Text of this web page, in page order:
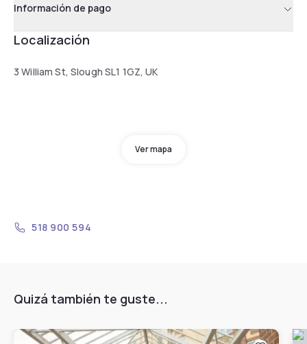
Información de pago
Localización
3 William St, Slough SL1 1GZ, UK
Ver mapa
518 900 594
Quizá también te guste...